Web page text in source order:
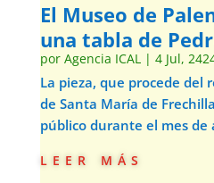
El Museo de
una tabla de
por Agencia ICAL| 4 Jul,
La pieza, que procede del
de Santa María de
público durante el mes de
leer más